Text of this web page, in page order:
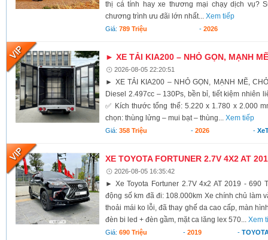
thị cá tính hay xe thương mại chạy dịch vụ?
chương trình ưu đãi lớn nhất...Xem tiếp
Giá:789 Triệu - 2026
► XE TẢI KIA200 – NHỎ GỌN, MẠNH
2026-08-05 22:20:51
► XE TẢI KIA200 – NHỎ GỌN, MẠNH MẼ,
Diesel 2.497cc – 130Ps, bền bỉ, tiết kiệm nhiên
✅ Kích thước tổng thể: 5.220 x 1.780 x 2.000
chọn: thùng lửng – mui bạt – thùng...Xem tiếp
Giá:358 Triệu -2026 -
XE TOYOTA FORTUNER 2.7V 4X2 AT
2026-08-05 16:35:42
► Xe Toyota Fortuner 2.7V 4x2 AT 2019 - 690
động số km đã đi: 108.000km Xe chính chủ làm
thoải mái ko lỗi, đã thay ghế da cao cấp, màn
đèn bi led + đèn gầm, mặt ca lăng lex 570...Xem
Giá:690 Triệu -2019 -